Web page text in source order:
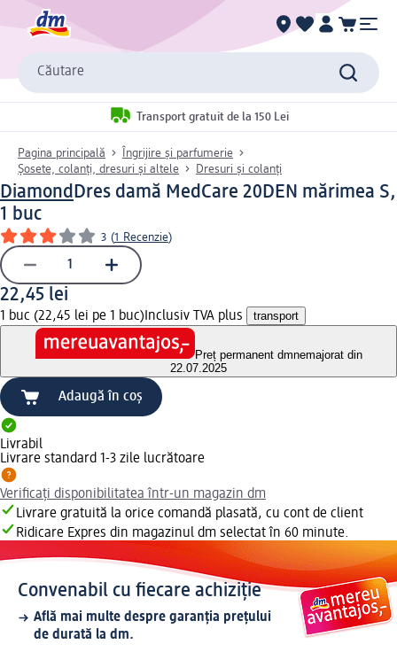
Căutare
Transport gratuit de la 150 Lei
Pagina principală
Îngrijire și parfumerie
Șosete, colanți, dresuri și altele
Dresuri și colanți
DiamondDres damă MedCare 20DEN mărimea S,
1 buc
3 (1 Recenzie)
22,45 lei
1 buc (22,45 lei pe 1 buc) Inclusiv TVA plus transport
Preț permanent dmnemajorat din
22.07.2025
Adaugă în coș
Livrabil
Livrare standard 1-3 zile lucrătoare
Verificați disponibilitatea într-un magazin dm
Livrare gratuită la orice comandă plasată, cu cont de client
Ridicare Expres din magazinul dm selectat în 60 minute.
Convenabil cu fiecare achiziție
Află mai multe despre garanția prețului
de durată la dm.